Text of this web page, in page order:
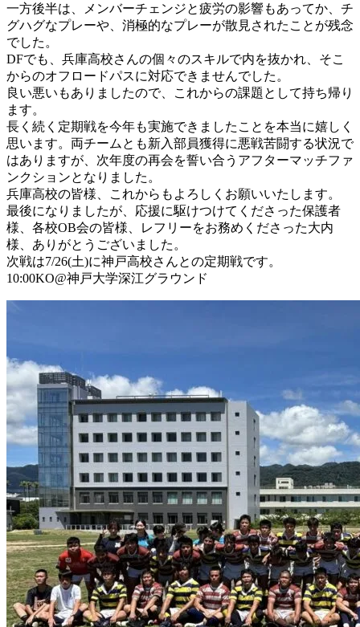
一方後半は、メンバーチェンジと疲労の影響もあってか、チ
グハグなプレーや、消極的なプレーが散見されたことが残念
でした。
DFでも、兵庫高校さんの個々のスキルで内を抜かれ、そこ
からのオフロードパスに対応できませんでした。
良い悪いもありましたので、これからの課題として持ち帰り
ます。
長く続く定期戦を今年も実施できましたことを本当に嬉しく
思います。両チームとも新入部員獲得に悪戦苦闘する状況で
はありますが、次年度の再会を誓い合うアフターマッチファ
ンクションとなりました。
兵庫高校の皆様、これからもよろしくお願いいたします。
最後になりましたが、応援に駆けつけてくださった保護者
様、各校OB会の皆様、レフリーをお務めくださった大内
様、ありがとうございました。
次戦は7/26(土)に神戸高校さんとの定期戦です。
10:00KO@神戸大学深江グラウンド